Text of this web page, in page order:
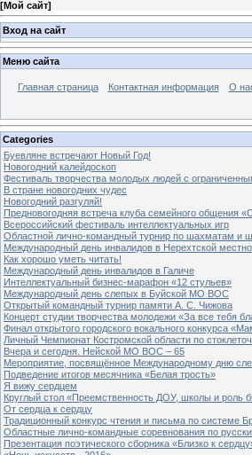
[Мой сайт]
Вход на сайт
Меню сайта
Главная страница Контактная информация О
Categories
Буевляне встречают Новый Год!
Новогодний калейдоскоп
Фестиваль творчества молодых людей с
В стране новогодних чудес
Новогодний разгуляй!
Предновогодняя встреча клуба семейного общения
Всероссийский фестиваль интеллектуальных игр
Областной лично-командный турнир по шахматам и
Международный день инвалидов в Нерехтской
Как хорошо уметь читать!
Международный день инвалидов в Галиче
Интеллектуальный бизнес-марафон «12 стульев»
Международный день слепых в Буйской МО ВОС
Открытый командный турнир памяти А. С. Чижова
Концерт студии творчества молодежи «За все тебя
Финал открытого городского вокального конкурса
Личный Чемпионат Костромской области по
Вчера и сегодня. Нейской МО ВОС – 65
Мероприятие, посвящённое Международному дню
Подведение итогов месячника «Белая трость»
Я вижу сердцем
Круглый стол «Преемственность ДОУ, школы и роль
От сердца к сердцу
Традиционный конкурс чтения и письма по системе
Областные лично-командные соревнования по
Презентация поэтического сборника «Близко к